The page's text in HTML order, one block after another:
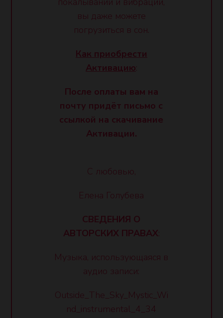
вы даже можете
погрузиться в сон.
Как приобрести
Активацию:
После оплаты вам на
почту придёт письмо с
ссылкой на скачивание
Активации.
С любовью,
Елена Голубева
СВЕДЕНИЯ О
АВТОРСКИХ ПРАВАХ:
Музыка, использующаяся в
аудио записи:
Outside_The_Sky_Mystic_Wi
nd_instrumental_4_34